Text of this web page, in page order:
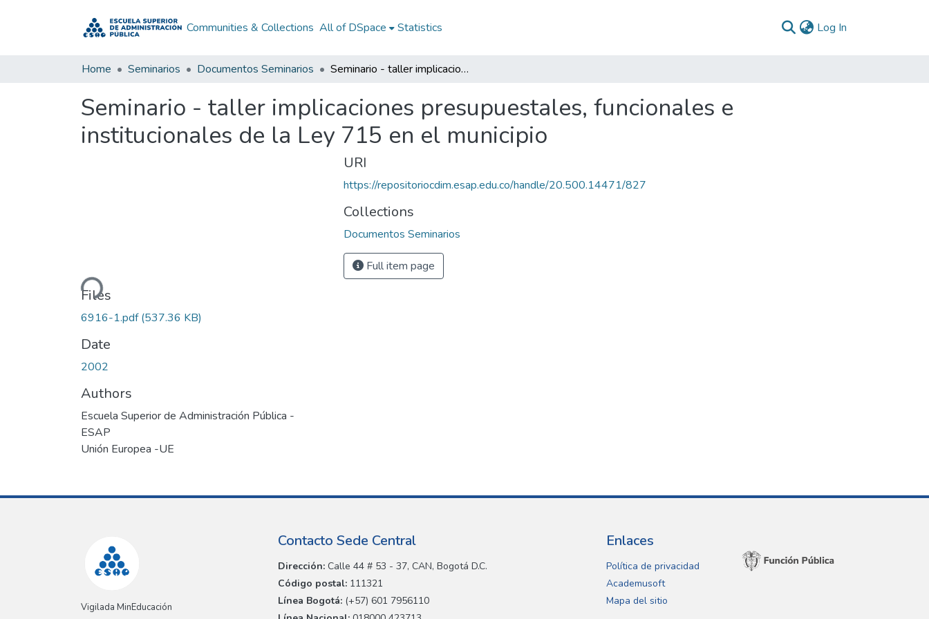
Communities & Collections All of DSpace Statistics Log In
Home Seminarios Documentos Seminarios Seminario - taller implicaciones presupuestales, funcionales e institucionales de la Ley 715 en el municipio
Seminario - taller implicaciones presupuestales, funcionales e
institucionales de la Ley 715 en el municipio
Loading...
Files
6916-1.pdf(537.36 KB)
Date
2002
Authors
Escuela Superior de Administración Pública -
ESAP
Unión Europea -UE
URI
https://repositoriocdim.esap.edu.co/handle/20.500.14471/827
Collections
Documentos Seminarios
Full item page
Vigilada MinEducación
Contacto Sede Central
Dirección: Calle 44 # 53 - 37, CAN, Bogotá D.C.
Código postal: 111321
Línea Bogotá: (+57) 601 7956110
Enlaces
Política de privacidad
Academusoft
Mapa del sitio